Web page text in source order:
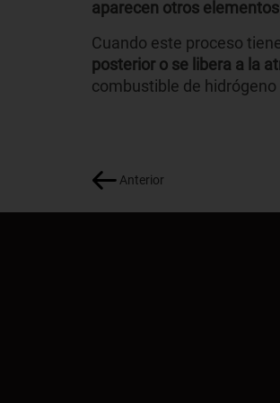
aparecen otros
Cuando este proceso
posterior o se libera a la
combustible de
Anterior